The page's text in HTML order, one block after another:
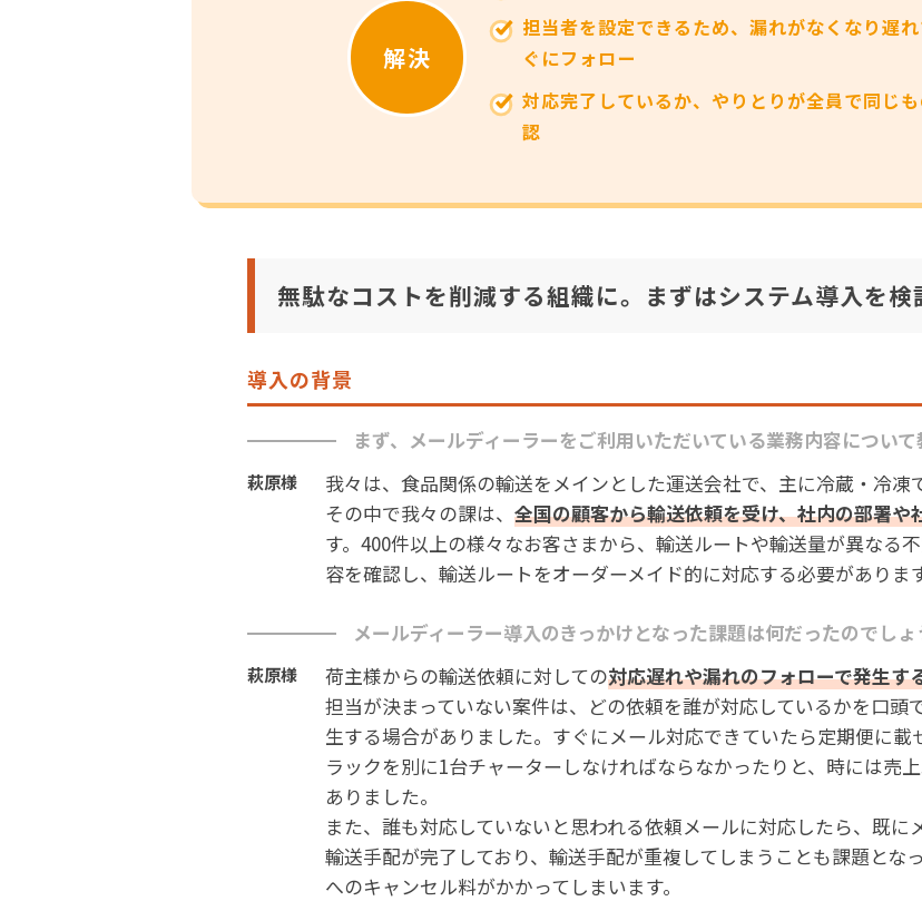
解決
担当者を設定できるため、漏れがなくなり遅
ぐにフォロー
対応完了しているか、やりとりが全員で同じ
認
無駄なコストを削減する組織に。まずはシステム導入を検
導入の背景
まず、メールディーラーをご利用いただいている業務内容について
萩原様
我々は、食品関係の輸送をメインとした運送会社で、主に冷蔵・冷凍
その中で我々の課は、 全国の顧客から輸送依頼を受け、社内の部署や
す。400件以上の様々なお客さまから、輸送ルートや輸送量が異なる
容を確認し、輸送ルートをオーダーメイド的に対応する必要があります
メールディーラー導入のきっかけとなった課題は何だったのでしょ
萩原様 荷主様からの輸送依頼に対しての対応遅れや漏れのフォローで発生す
担当が決まっていない案件は、どの依頼を誰が対応しているかを口
生する場合がありました。すぐにメール対応できていたら定期便に載
ラックを別に1台チャーターしなければならなかったりと、時には売
ありました。
また、誰も対応していないと思われる依頼メールに対応したら、既
輸送手配が完了しており、輸送手配が重複してしまうことも課題とな
へのキャンセル料がかかってしまいます。